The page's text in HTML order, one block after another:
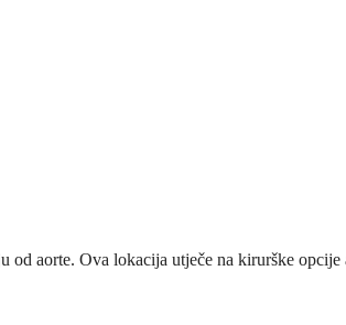
od aorte. Ova lokacija utječe na kirurške opcije